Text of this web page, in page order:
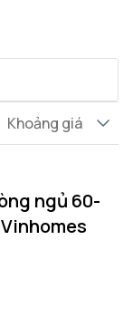
Khoảng giá
ngủ 60-